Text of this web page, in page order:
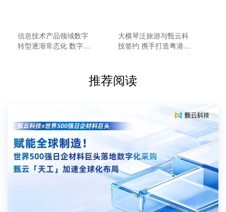
信息技术产品领域数字
转型逐渐常态化 数字采
大横琴泛旅游与甄云科
技签约 携手打造粤港澳
推荐阅读